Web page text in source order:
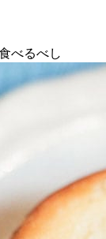
べるべし